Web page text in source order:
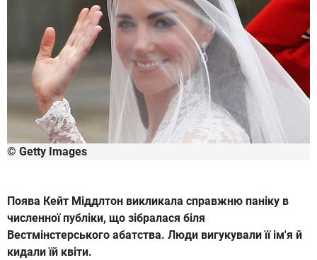
© Getty Images
Поява Кейт Міддлтон викликала справжню паніку в
численної публіки, що зібралася біля
Вестмінстерського абатства. Люди вигукували її ім'я й
кидали їй квіти.